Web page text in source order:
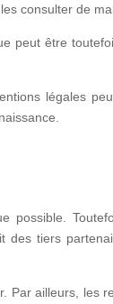
consulter de
peut être
légales
possible.
des tiers
Par ailleurs, les